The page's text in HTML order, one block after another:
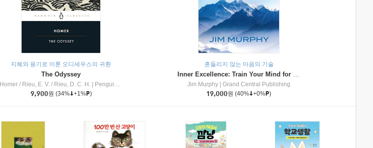
지혜와 용기로 이룬 오디세우스의 귀환
The Odyssey
Homer / Rieu, E. V. / Rieu, D. C. H.
Penguin Group
9,900원 (34% +1% )
흔들리지 않는 마음의 기술
Inner Excellence: Train Your Mind for Extraordinary Performance and the Best Possible Life
Jim Murphy
Grand Central Publishing
19,000원 (40% +0% )